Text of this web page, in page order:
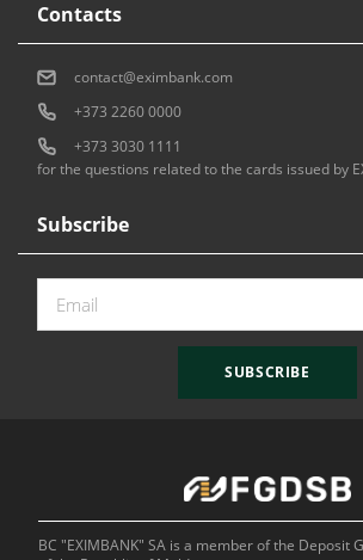
Subscribe
SUBSCRIBE
Contacts
contact@eximbank.com
+373 2260 0000
+373 3030 1111
for the questions related to the cards issued by
BC "EXIMBANK" SA is a member of the Deposit